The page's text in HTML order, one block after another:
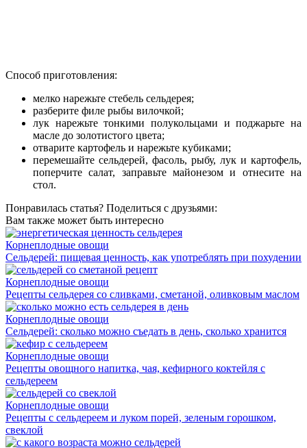
Способ приготовления:
мелко нарежьте стебель сельдерея;
разберите филе рыбы вилочкой;
лук нарежьте тонкими полукольцами и поджарьте на
масле до золотистого цвета;
отварите картофель и нарежьте кубиками;
перемешайте сельдерей, фасоль, рыбу, лук и картофель,
поперчите салат, заправьте майонезом и отнесите на
стол.
Понравилась статья? Поделиться с друзьями:
Вам также может быть интересно
Корнеплодные овощи
Сельдерей: пищевая ценность, как употреблять при похудении
Корнеплодные овощи
Рецепты сельдерея со сливками, сметаной, оливковым маслом
Корнеплодные овощи
Сельдерей: сколько можно съедать в день, сколько хранится
Корнеплодные овощи
Рецепты овощного напитка, чая, кефирного коктейля с
сельдереем
Корнеплодные овощи
Рецепты с сельдереем и луком порей, зеленым горошком,
свеклой